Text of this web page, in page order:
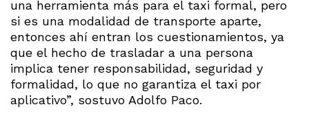
una herramienta más para el taxi formal, pero
si es una modalidad de transporte aparte,
entonces ahí entran los cuestionamientos, ya
que el hecho de trasladar a una persona
implica tener responsabilidad, seguridad y
formalidad, lo que no garantiza el taxi por
aplicativo”, sostuvo Adolfo Paco.